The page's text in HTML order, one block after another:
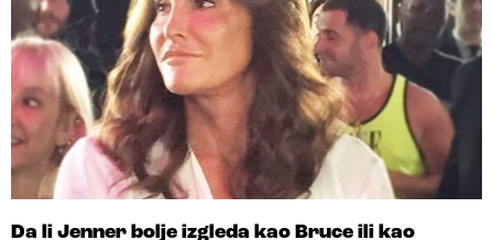
Da li Jenner bolje izgleda kao Bruce ili kao